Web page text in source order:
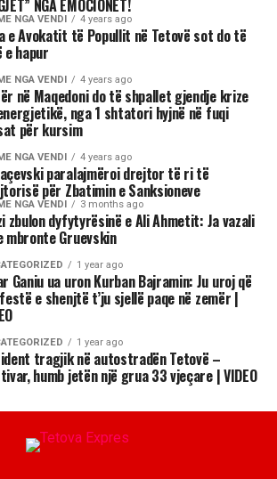
NGA EMOCIONET!
NGA VENDI 4 years ago
e Avokatit të Popullit në Tetovë sot do të
e hapur
NGA VENDI 4 years ago
në Maqedoni do të shpallet gjendje krize
nga 1 shtatori hyjnë në fuqi
për kursim
NGA VENDI 4 years ago
paralajmëroi drejtor të ri të
për Zbatimin e Sanksioneve
NGA VENDI 3 months ago
zbulon dyfytyrësinë e Ali Ahmetit: Ja vazali
mbronte Gruevskin
1 year ago
Ganiu ua uron Kurban Bajramin: Ju uroj që
e shenjtë t’ju sjellë paqe në zemër |
1 year ago
tragjik në autostradën Tetovë –
humb jetën një grua 33 vjeçare | VIDEO